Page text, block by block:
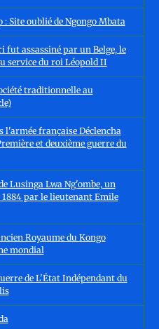
Site oublié de Ngongo Mbata
fut assassiné par un Belge, le
service du roi Léopold II
traditionnelle au
l'armée française Déclencha
et deuxième guerre du
Lusinga Lwa Ng'ombe, un
par le lieutenant Emile
Royaume du Kongo
mondial
de L'État Indépendant du